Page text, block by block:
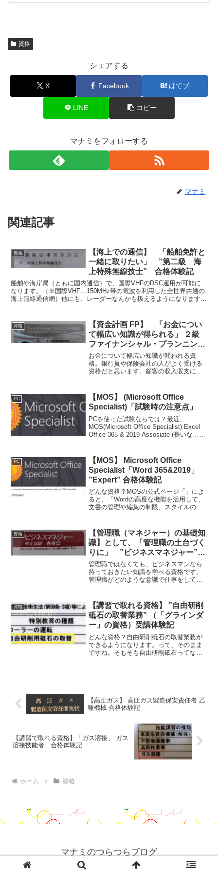
資格
シェアする
X Facebook はてブ
LINE コピー
マナミをフォローする
マナミ
関連記事
資格
【海上での通信】 「船舶免許と
一緒に取りたい」 ”第二級 海
上特殊無線技士” 合格体験記
船舶や海岸局（ともに国内通信）で、国際VHFのDSC運用が可能に
なります。（※国際VHF…150MHz帯の電波を利用した全世界共通の
海上無線通信網）他にも、レーダーなんかも扱えるようになります。
資格
【資金計画 FP】 「お金につい
て幅広い知識が得られる」 ２級
ファイナンシャル・プランニング
技能士 合格体験記
お金について幅広い知識が問われる資
格。銀行員や保険会社の人がよく受ける
資格だと思います。顧客の収入収支に対
級は受験資格があったり、問題も3級とは
段違いで難しいです。
PC
【MOS】 (Microsoft Office
Specialist)「試験時の注意点」
PCを使った試験ならでは？最近、
MOS(Microsoft Office Specialist) Excel
Office 365 & 2019 Assosiate (長いな…
PC
【MOS】 Microsoft Office
Specialist「Word 365&2019」
”Expert” 合格体験記
どんな資格？MOSの公式ページ「」によ
ると、「Wordの高度な機能を活用して、
文書の管理や編集の制限、スタイルの管
の作成・管理など、目的や状況に応じた
さまざまな機能を使...
資格
【管理職（マネジャー）の基礎知
識】として、「管理職の土台づく
りに」 ”ビジネスマネジャー”
合格体験記
管理職ではなくても、ビジネスマンなら
持っておきたい知識を学べる資格です。
管理職がどのような意識で仕事をしてい
とき等にどのような仕事の進め方をした
らよいかの参考にもなると思います。
資格
【講習で取れる資格】 ”自由研削
砥石の取替業務” （「グラインダ
ー」の資格）受講体験記
どんな資格？自由研削砥石の取替業務が
できるようになります。って、そのまま
ですね。そもそも自由研削砥石ってなん
【高圧ガス】 高圧ガス製造保安責任者 乙
種機械 合格体験記
【講習で取れる資格】「ガス溶接」 ガス
溶接技能者 合格体験記
ホーム 資格
マナミのつらつらブログ
© 2019 マナミのつらつらブログ.